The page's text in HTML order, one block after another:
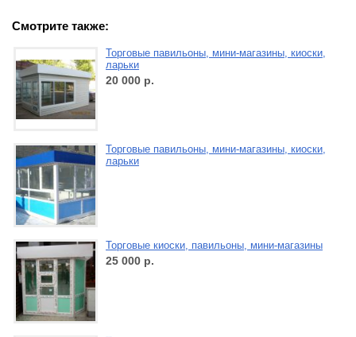
Смотрите также:
Торговые павильоны, мини-магазины, киоски,
ларьки
20 000 р.
Торговые павильоны, мини-магазины, киоски,
ларьки
Торговые киоски, павильоны, мини-магазины
25 000 р.